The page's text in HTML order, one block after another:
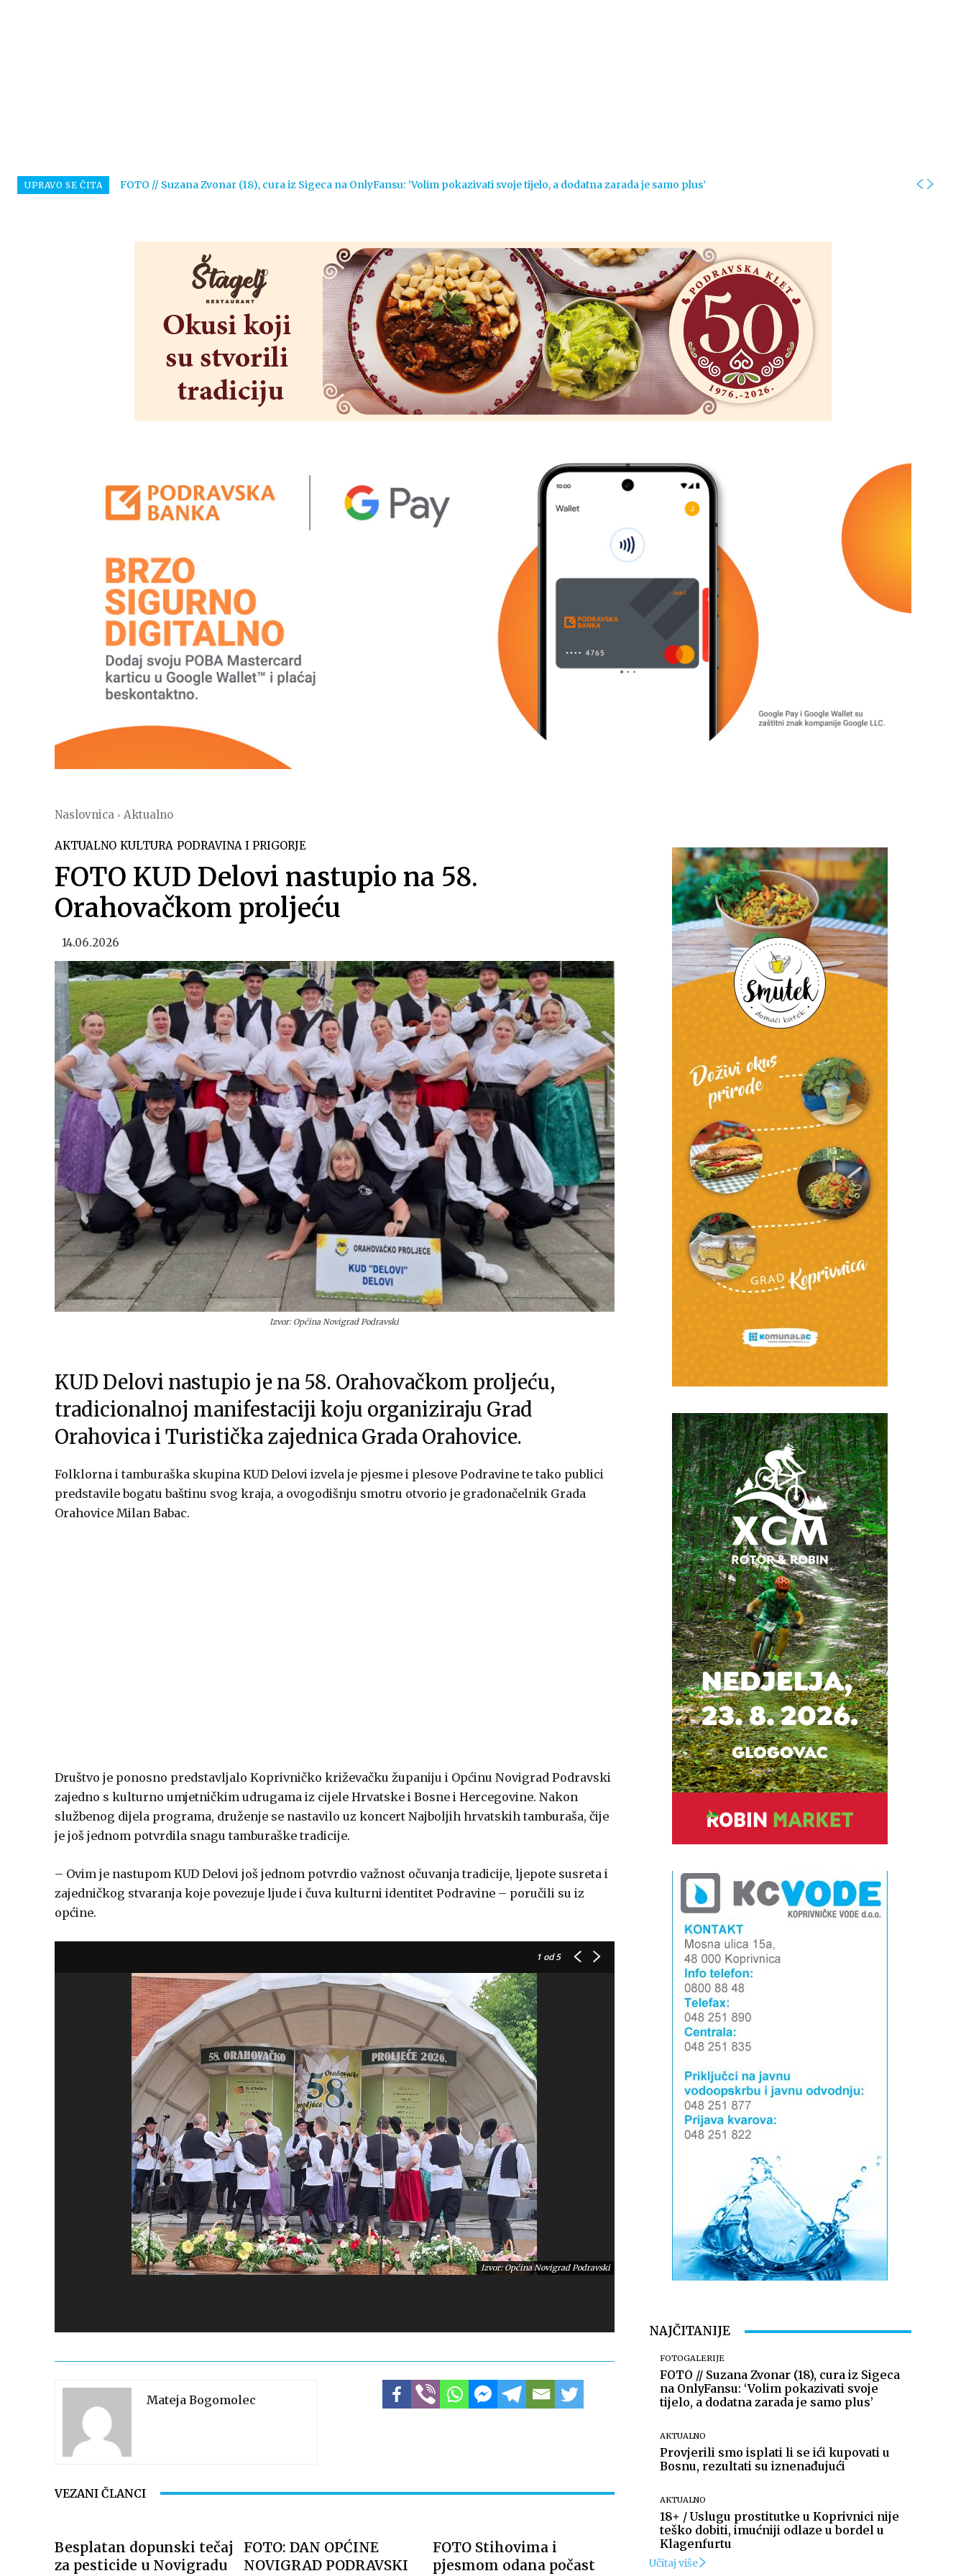
UPRAVO SE ČITA FOTO // Suzana Zvonar (18), cura iz Sigeca na OnlyFansu: ‘Volim pokazivati svoje tijelo, a dodatna zarada je samo plus’
Naslovnica Aktualno
AKTUALNO KULTURA PODRAVINA I PRIGORJE
FOTO KUD Delovi nastupio na 58.
Orahovačkom proljeću
14.06.2026
Izvor: Općina Novigrad Podravski
KUD Delovi nastupio je na 58. Orahovačkom proljeću,
tradicionalnoj manifestaciji koju organiziraju Grad
Orahovica i Turistička zajednica Grada Orahovice.
Folklorna i tamburaška skupina KUD Delovi izvela je pjesme i plesove Podravine te tako publici
predstavile bogatu baštinu svog kraja, a ovogodišnju smotru otvorio je gradonačelnik Grada
Orahovice Milan Babac.
Društvo je ponosno predstavljalo Koprivničko križevačku županiju i Općinu Novigrad Podravski
zajedno s kulturno umjetničkim udrugama iz cijele Hrvatske i Bosne i Hercegovine. Nakon
službenog dijela programa, druženje se nastavilo uz koncert Najboljih hrvatskih tamburaša, čije
je još jednom potvrdila snagu tamburaške tradicije.
– Ovim je nastupom KUD Delovi još jednom potvrdio važnost očuvanja tradicije, ljepote susreta i
zajedničkog stvaranja koje povezuje ljude i čuva kulturni identitet Podravine – poručili su iz
općine.
1od 5
Izvor: Općina Novigrad Podravski
Izvor: Općina Novigrad Podravski
Mateja Bogomolec
VEZANI ČLANCI
Besplatan dopunski tečaj
za pesticide u Novigradu
FOTO: DAN OPĆINE
NOVIGRAD PODRAVSKI
FOTO Stihovima i
pjesmom odana počast
NAJČITANIJE
FOTOGALERIJE
FOTO // Suzana Zvonar (18), cura iz Sigeca
na OnlyFansu: ‘Volim pokazivati svoje
tijelo, a dodatna zarada je samo plus’
AKTUALNO
Provjerili smo isplati li se ići kupovati u
Bosnu, rezultati su iznenađujući
AKTUALNO
18+ / Uslugu prostitutke u Koprivnici nije
teško dobiti, imućniji odlaze u bordel u
Klagenfurtu
Učitaj više